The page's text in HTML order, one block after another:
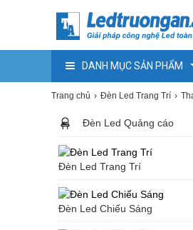
DANH MỤC SẢN PHẨM
Trang chủ Đèn Led Trang Trí
Đèn Led Quảng cáo
Đèn Led Trang Trí
Đèn Led Chiếu Sáng